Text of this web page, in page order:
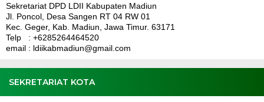
Sekretariat DPD LDII Kabupaten Madiun
Jl. Poncol, Desa Sangen RT 04 RW 01
Kec. Geger, Kab. Madiun, Jawa Timur. 63171
Telp : +6285264464520
email : ldiikabmadiun@gmail.com
SEKRETARIAT KOTA